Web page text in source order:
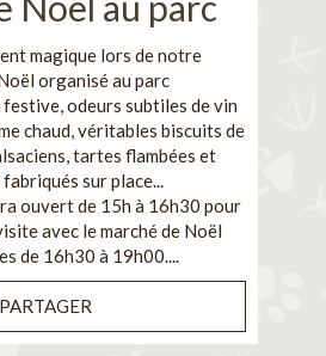
magique lors de notre
organisé au parc
festive, odeurs subtiles de vin
chaud, véritables biscuits de
tartes flambées et
sur place...
ouvert de 15h à 16h30 pour
avec le marché de Noël
de 16h30 à 19h00....
PARTAGER